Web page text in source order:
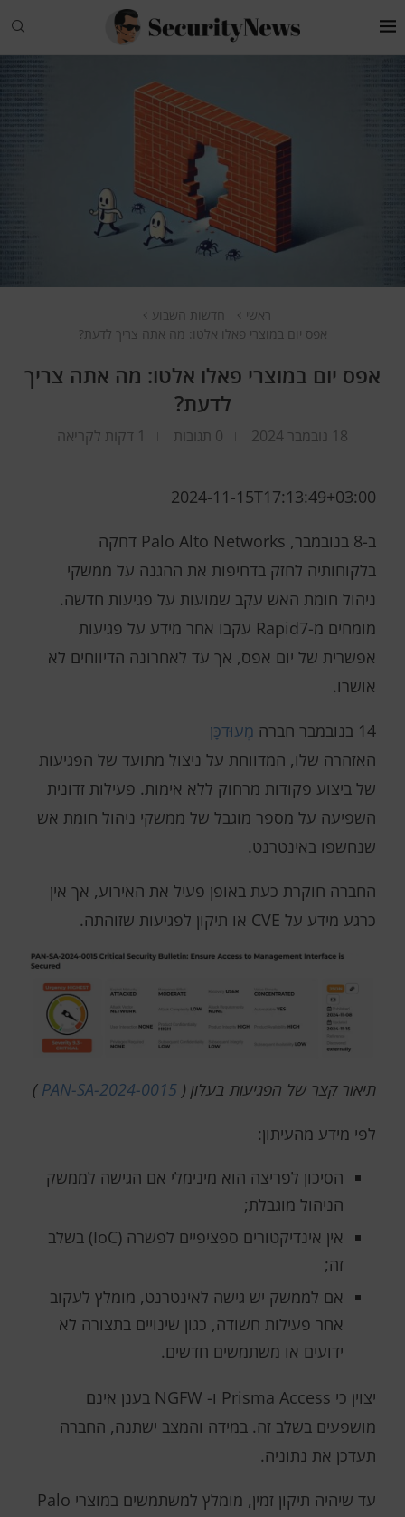
ראשי
חדשות השבוע
אפס יום במוצרי פאלו אלטו: מה אתה צריך לדעת?
אפס יום במוצרי פאלו אלטו: מה אתה צריך
לדעת?
18 נובמבר 2024 0 תגובות 1 דקות לקריאה
2024-11-15T17:13:49+03:00
ב-8 בנובמבר, Palo Alto Networks דחקה
בלקוחותיה לחזק בדחיפות את ההגנה על ממשקי
ניהול חומת האש עקב שמועות על פגיעות חדשה.
מומחים מ-Rapid7 עקבו אחר מידע על פגיעות
אפשרית של יום אפס, אך עד לאחרונה הדיווחים לא
אושרו.
14 בנובמבר חברה
מְעוּדכָּן
האזהרה שלו, המדווחת על ניצול מתועד של הפגיעות
של ביצוע פקודות מרחוק ללא אימות. פעילות זדונית
השפיעה על מספר מוגבל של ממשקי ניהול חומת אש
שנחשפו באינטרנט.
החברה חוקרת כעת באופן פעיל את האירוע, אך אין
כרגע מידע על CVE או תיקון לפגיעות שזוהתה.
תיאור קצר של הפגיעות בעלון (PAN-SA-2024-0015
)
לפי מידע מהעיתון:
הסיכון לפריצה הוא מינימלי אם הגישה לממשק
הניהול מוגבלת;
אין אינדיקטורים ספציפיים לפשרה (IoC) בשלב
זה;
אם לממשק יש גישה לאינטרנט, מומלץ לעקוב
אחר פעילות חשודה, כגון שינויים בתצורה לא
ידועים או משתמשים חדשים.
יצוין כי Prisma Access ו- NGFW בענן אינם
מושפעים בשלב זה. במידה והמצב ישתנה, החברה
תעדכן את נתוניה.
עד שיהיה תיקון זמין, מומלץ למשתמשים במוצרי Palo